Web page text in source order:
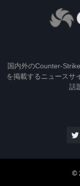
国内外のCounter-
を掲載するニュースサ
話
©